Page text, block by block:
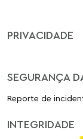
PRIVACIDADE
SEGURANÇA
Reporte de
INTEGRIDADE